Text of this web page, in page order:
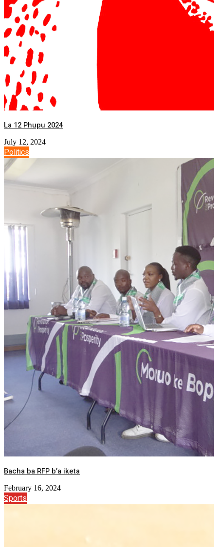
La 12 Phupu 2024
July 12, 2024
Politics
Bacha ba RFP b’a iketa
February 16, 2024
Sports